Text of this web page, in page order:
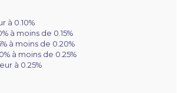
à 0.10%
à moins de 0.15%
à moins de 0.20%
à moins de 0.25%
à 0.25%